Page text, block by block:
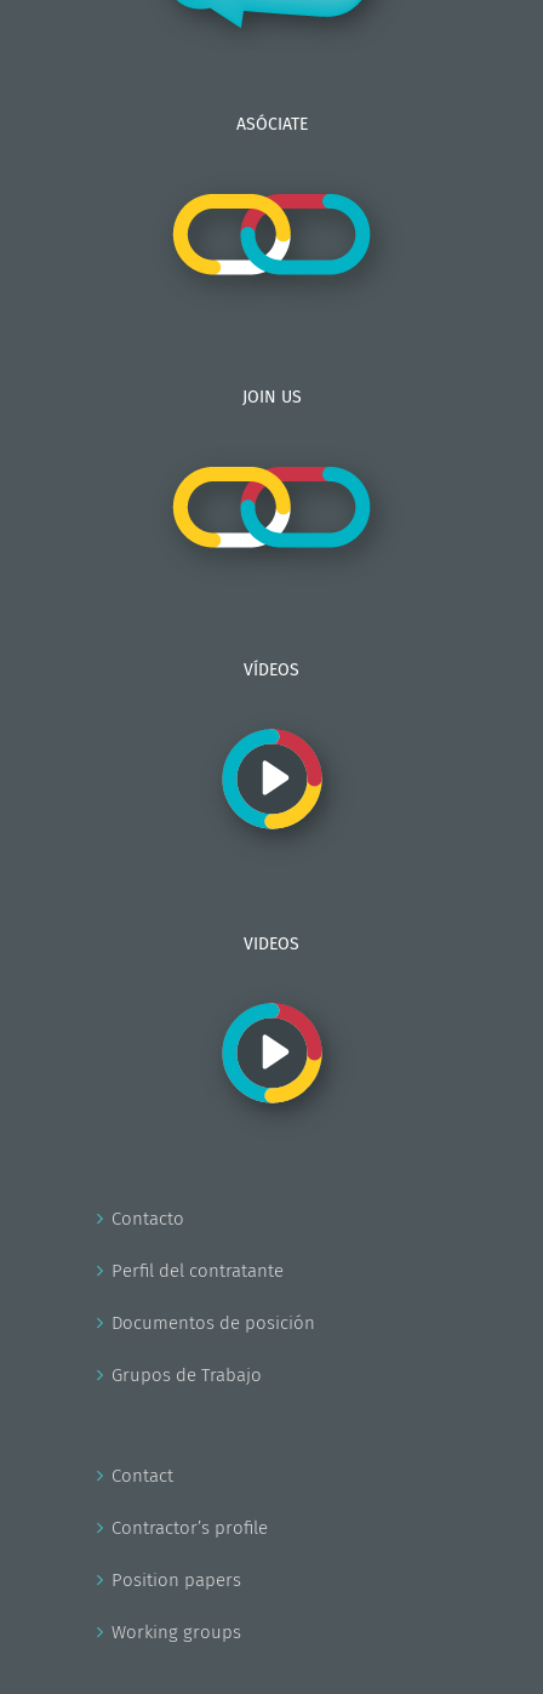
ASÓCIATE
JOIN US
VÍDEOS
VIDEOS
Contacto
Perfil del contratante
Documentos de posición
Grupos de Trabajo
Contact
Contractor’s profile
Position papers
Working groups